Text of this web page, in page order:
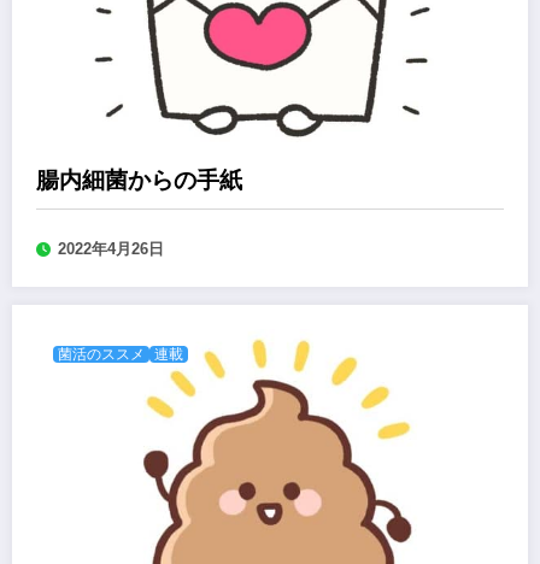
腸内細菌からの手紙
2022年4月26日
菌活のススメ 連載